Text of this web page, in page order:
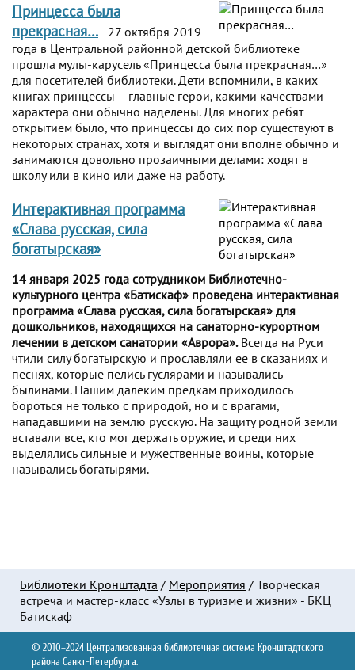
Принцесса была
прекрасная…
27 октября 2019
года в Центральной районной детской библиотеке
прошла мульт-карусель «Принцесса была прекрасная…»
для посетителей библиотеки. Дети вспомнили, в каких
книгах принцессы – главные герои, какими качествами
характера они обычно наделены. Для многих ребят
открытием было, что принцессы до сих пор существуют в
некоторых странах, хотя и выглядят они вполне обычно и
занимаются довольно прозаичными делами: ходят в
школу или в кино или даже на работу.
Интерактивная программа
«Слава русская, сила
богатырская»
14 января 2025 года сотрудником Библиотечно-
культурного центра «Батискаф» проведена интерактивная
программа «Слава русская, сила богатырская» для
дошкольников, находящихся на санаторно-курортном
лечении в детском санатории «Аврора».Всегда на Руси
чтили силу богатырскую и прославляли ее в сказаниях и
песнях, которые пелись гуслярами и назывались
былинами. Нашим далеким предкам приходилось
бороться не только с природой, но и с врагами,
нападавшими на землю русскую. На защиту родной земли
вставали все, кто мог держать оружие, и среди них
выделялись сильные и мужественные воины, которые
назывались богатырями.
Библиотеки Кронштадта / Мероприятия / Творческая
встреча и мастер-класс «Узлы в туризме и жизни» - БКЦ
Батискаф
© 2010–2024 Централизованная библиотечная система Кронштадтского
района Санкт-Петербурга.